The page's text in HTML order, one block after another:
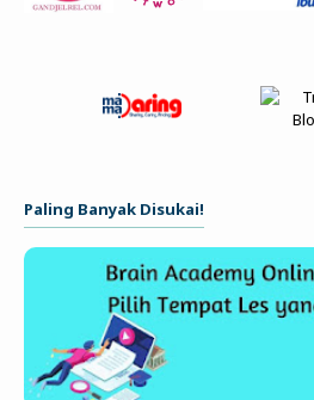
Paling Banyak Disukai!